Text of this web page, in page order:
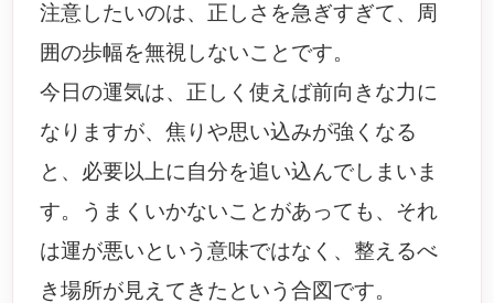
注意したいのは、正しさを急ぎすぎて、周
囲の歩幅を無視しないことです。
今日の運気は、正しく使えば前向きな力に
なりますが、焦りや思い込みが強くなる
と、必要以上に自分を追い込んでしまいま
す。うまくいかないことがあっても、それ
は運が悪いという意味ではなく、整えるべ
き場所が見えてきたという合図です。